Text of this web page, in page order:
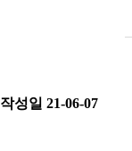
작성일 21-06-07